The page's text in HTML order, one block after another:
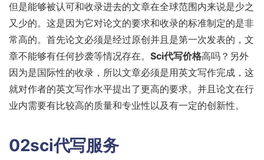
但是能够被认可和收录进去的文章在全球范围内来说是少之
又少的。这是因为它对论文的要求和收录的标准制定的是非
常高的。首先论文必须是经过原创并且是第一次发表的，文
章不能够有任何抄袭等情况存在。 Sci代写价格高吗？另外
因为是国际性的收录，所以文章必须是用英文写作完成，这
就对作者的英文写作水平提出了更高的要求。并且论文在行
业内需要有比较高的质量和专业性以及有一定的创新性。
02sci代写服务